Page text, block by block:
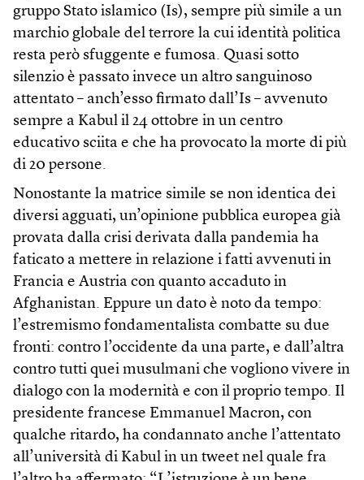
gruppo Stato islamico (Is), sempre più simile a un
marchio globale del terrore la cui identità politica
resta però sfuggente e fumosa. Quasi sotto
silenzio è passato invece un altro sanguinoso
attentato – anch’esso firmato dall’Is – avvenuto
sempre a Kabul il 24 ottobre in un centro
educativo sciita e che ha provocato la morte di più
di 20 persone.
Nonostante la matrice simile se non identica dei
diversi agguati, un’opinione pubblica europea già
provata dalla crisi derivata dalla pandemia ha
faticato a mettere in relazione i fatti avvenuti in
Francia e Austria con quanto accaduto in
Afghanistan. Eppure un dato è noto da tempo:
l’estremismo fondamentalista combatte su due
fronti: contro l’occidente da una parte, e dall’altra
contro tutti quei musulmani che vogliono vivere in
dialogo con la modernità e con il proprio tempo. Il
presidente francese Emmanuel Macron, con
qualche ritardo, ha condannato anche l’attentato
all’università di Kabul in un tweet nel quale fra